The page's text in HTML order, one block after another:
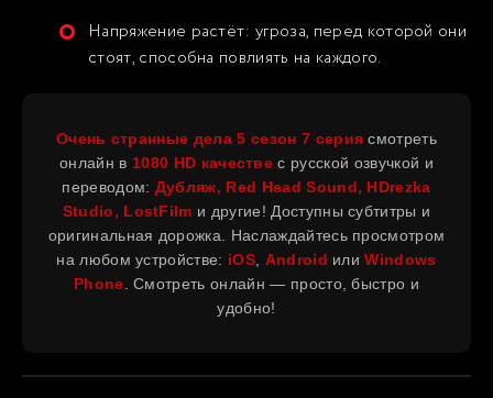
Напряжение растёт: угроза, перед которой они
стоят, способна повлиять на каждого.
Очень странные дела 5 сезон 7 серия смотреть
онлайн в 1080 HD качестве с русской озвучкой и
переводом: Дубляж, Red Head Sound, HDrezka
Studio, LostFilm и другие! Доступны субтитры и
оригинальная дорожка. Наслаждайтесь просмотром
на любом устройстве: iOS, Android илиWindows
Phone . Смотреть онлайн — просто, быстро и
удобно!